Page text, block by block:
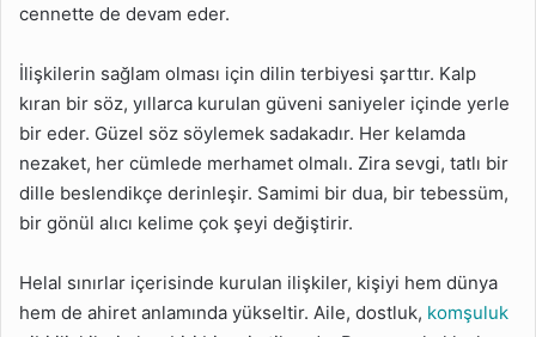
cennette de devam eder.
İlişkilerin sağlam olması için dilin terbiyesi şarttır. Kalp
kıran bir söz, yıllarca kurulan güveni saniyeler içinde yerle
bir eder. Güzel söz söylemek sadakadır. Her kelamda
nezaket, her cümlede merhamet olmalı. Zira sevgi, tatlı bir
dille beslendikçe derinleşir. Samimi bir dua, bir tebessüm,
bir gönül alıcı kelime çok şeyi değiştirir.
Helal sınırlar içerisinde kurulan ilişkiler, kişiyi hem dünya
hem de ahiret anlamında yükseltir. Aile, dostluk, komşuluk